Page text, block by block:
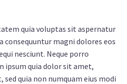
quia voluptas sit aspernatur
consequuntur magni dolores eos
nesciunt. Neque porro
ipsum quia dolor sit amet,
quia non numquam eius modi